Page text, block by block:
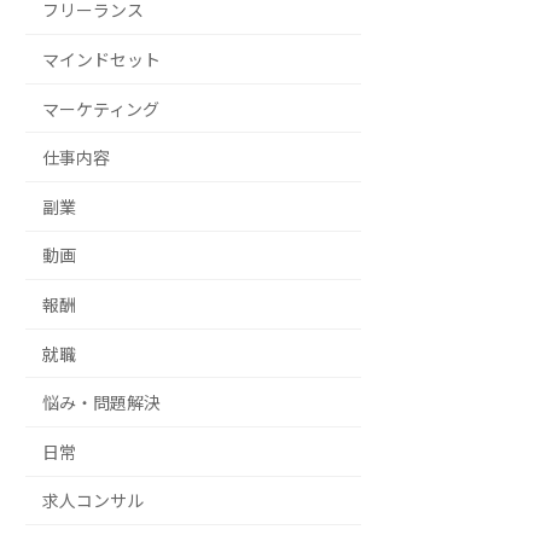
フリーランス
マインドセット
マーケティング
仕事内容
副業
動画
報酬
就職
悩み・問題解決
日常
求人コンサル